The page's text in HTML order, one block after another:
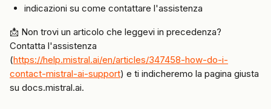
indicazioni su come contattare l'assistenza
📩 Non trovi un articolo che leggevi in precedenza?
Contatta l'assistenza
(https://help.mistral.ai/en/articles/347458-how-do-i-
contact-mistral-ai-support) e ti indicheremo la pagina giusta
su docs.mistral.ai.